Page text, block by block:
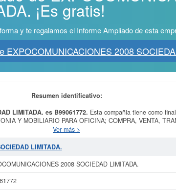
¡Es gratis!
y te regalamos el Informe Ampliado de esta
EXPOCOMUNICACIONES 2008
Resumen identificativo:
LIMITADA. es B99061772. Esta compañia tiene como
Y MOBILIARIO PARA OFICINA; COMPRA, VENTA,
OFICINAS, teniendo como fecha de su constitución el
El número del SIC correspondiente a la empresa
de empresa se ha consultado un total de 27. La última
Mercantil de Zaragoza, tienen publicados 8 actos en el
EXPOCOMUNICACIONES 2008 SOCIEDAD LIMITADA.
SOCIEDAD LIMITADA. y consultar los resultados de sus
Ver más >
LIMITADA.
2008 SOCIEDAD LIMITADA.